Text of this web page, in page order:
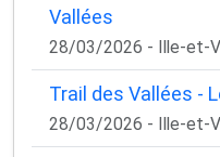
Vallées
28/03/2026 - Ille-et-
Trail des Vallées -
28/03/2026 - Ille-et-